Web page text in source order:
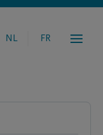
NL FR